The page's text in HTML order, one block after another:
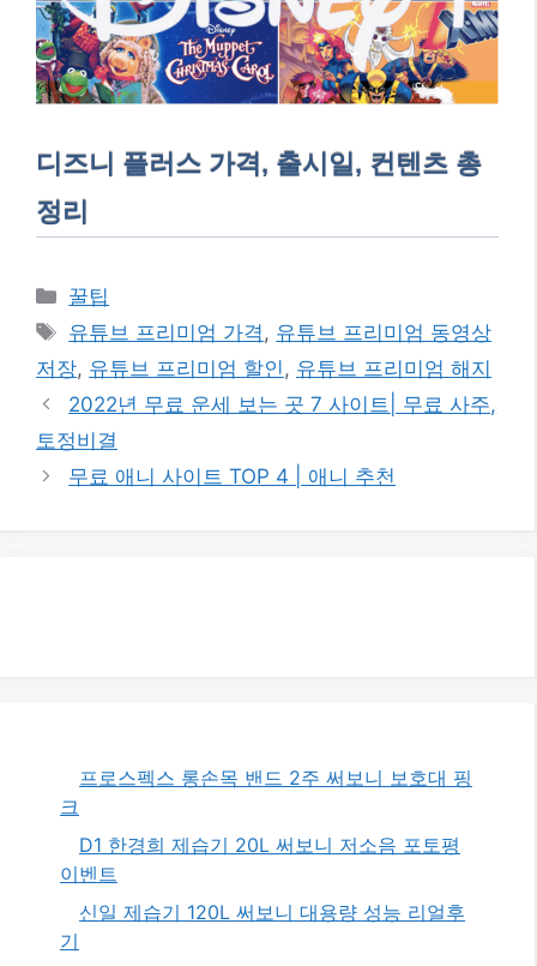
디즈니 플러스 가격, 출시일, 컨텐츠 총
정리
카
테
고
리
꿀팁
태
그
유튜브 프리미엄 가격 , 유튜브 프리미엄 동영상
저장, 유튜브 프리미엄 할인 , 유튜브 프리미엄 해지
2022년 무료 운세 보는 곳 7 사이트| 무료 사주,
토정비결
무료 애니 사이트 TOP 4 | 애니 추천
프로스펙스 롱손목 밴드 2주 써보니 보호대 핑
크
D1 한경희 제습기 20L 써보니 저소음 포토평
이벤트
신일 제습기 120L 써보니 대용량 성능 리얼후
기